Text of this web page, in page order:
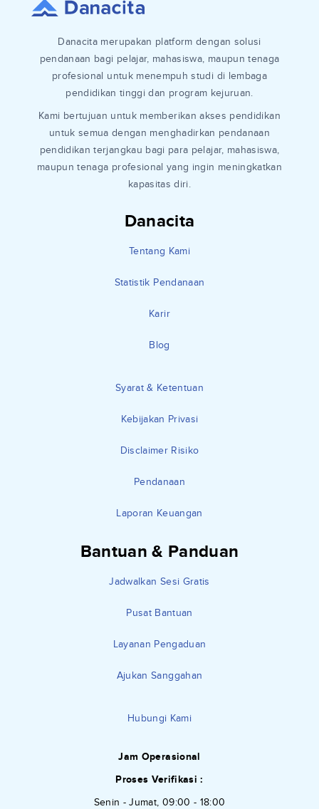
Danacita
Tentang Kami
Statistik Pendanaan
Karir
Blog
Syarat & Ketentuan
Kebijakan Privasi
Disclaimer Risiko
Pendanaan
Laporan Keuangan
Bantuan & Panduan
Jadwalkan Sesi Gratis
Pusat Bantuan
Layanan Pengaduan
Ajukan Sanggahan
Hubungi Kami
Jam Operasional
Proses Verifikasi :
Senin - Jumat, 09:00 - 18:00
Danacita merupakan platform dengan solusi
pendanaan bagi pelajar, mahasiswa, maupun tenaga
profesional untuk menempuh studi di lembaga
pendidikan tinggi dan program kejuruan.
Kami bertujuan untuk memberikan akses pendidikan
untuk semua dengan menghadirkan pendanaan
pendidikan terjangkau bagi para pelajar, mahasiswa,
maupun tenaga profesional yang ingin meningkatkan
kapasitas diri.